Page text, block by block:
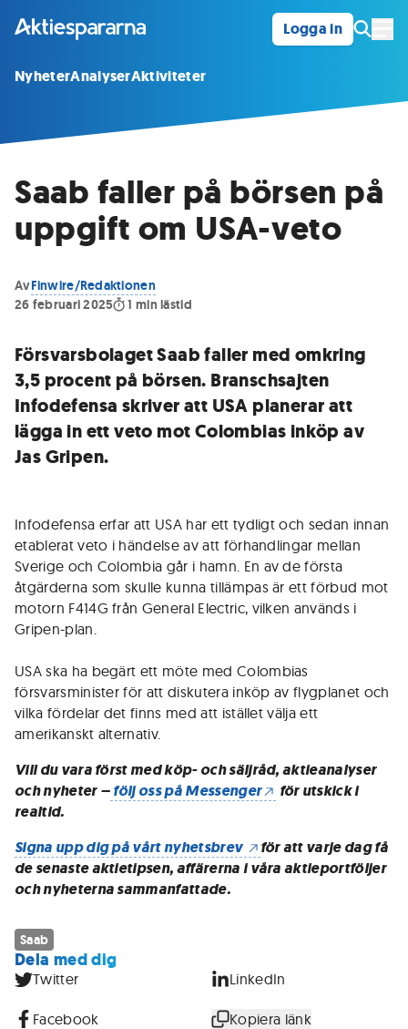
Logga in
NyheterAnalyserAktiviteter
Saab faller på börsen på
uppgift om USA-veto
AvFinwire/Redaktionen
26 februari 2025
1 min lästid
Försvarsbolaget Saab faller med omkring
3,5 procent på börsen. Branschsajten
Infodefensa skriver att USA planerar att
lägga in ett veto mot Colombias inköp av
Jas Gripen.
Infodefensa erfar att USA har ett tydligt och sedan innan
etablerat veto i händelse av att förhandlingar mellan
Sverige och Colombia går i hamn. En av de första
åtgärderna som skulle kunna tillämpas är ett förbud mot
motorn F414G från General Electric, vilken används i
Gripen-plan.
USA ska ha begärt ett möte med Colombias
försvarsminister för att diskutera inköp av flygplanet och
vilka fördelar det finns med att istället välja ett
amerikanskt alternativ.
Vill du vara först med köp- och säljråd, aktieanalyser
och nyheter –följ oss på Messenger
för utskick i
realtid.
Signa upp dig på vårt nyhetsbrev
för att varje dag få
de senaste aktietipsen, affärerna i våra aktieportföljer
och nyheterna sammanfattade.
Saab
Dela med dig
Twitter LinkedIn
Facebook Kopiera länk